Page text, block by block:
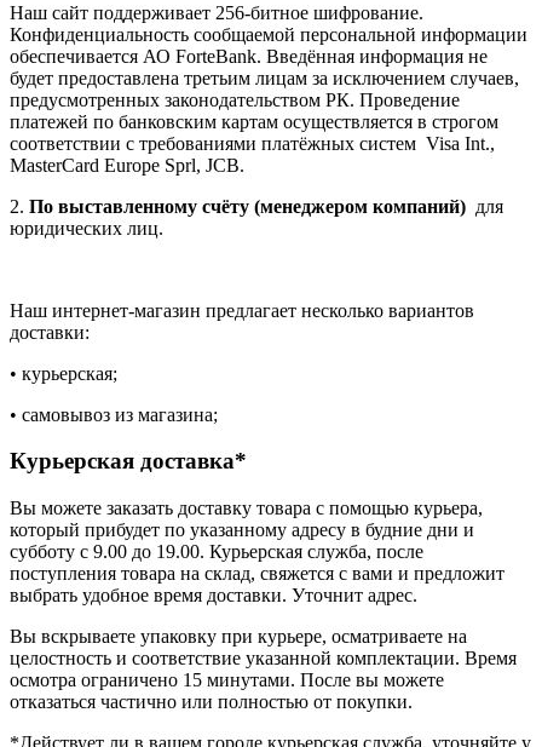
Наш сайт поддерживает 256-битное шифрование.
Конфиденциальность сообщаемой персональной информации
обеспечивается АО ForteBank. Введённая информация не
будет предоставлена третьим лицам за исключением случаев,
предусмотренных законодательством РК. Проведение
платежей по банковским картам осуществляется в строгом
соответствии с требованиями платёжных систем Visa Int.,
MasterCard Europe Sprl, JCB.
2. По выставленному счёту (менеджером компаний) для
юридических лиц.
Наш интернет-магазин предлагает несколько вариантов
доставки:
• курьерская;
• самовывоз из магазина;
Курьерская доставка*
Вы можете заказать доставку товара с помощью курьера,
который прибудет по указанному адресу в будние дни и
субботу с 9.00 до 19.00. Курьерская служба, после
поступления товара на склад, свяжется с вами и предложит
выбрать удобное время доставки. Уточнит адрес.
Вы вскрываете упаковку при курьере, осматриваете на
целостность и соответствие указанной комплектации. Время
осмотра ограничено 15 минутами. После вы можете
отказаться частично или полностью от покупки.
*Действует ли в вашем городе курьерская служба, уточняйте у